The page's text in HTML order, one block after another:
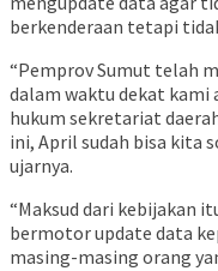
berkenderaan tetapi
“Pemprov Sumut telah
dalam waktu dekat kami
hukum sekretariat
ini, April sudah bisa kita
ujarnya.
“Maksud dari kebijakan
bermotor update data
masing-masing orang